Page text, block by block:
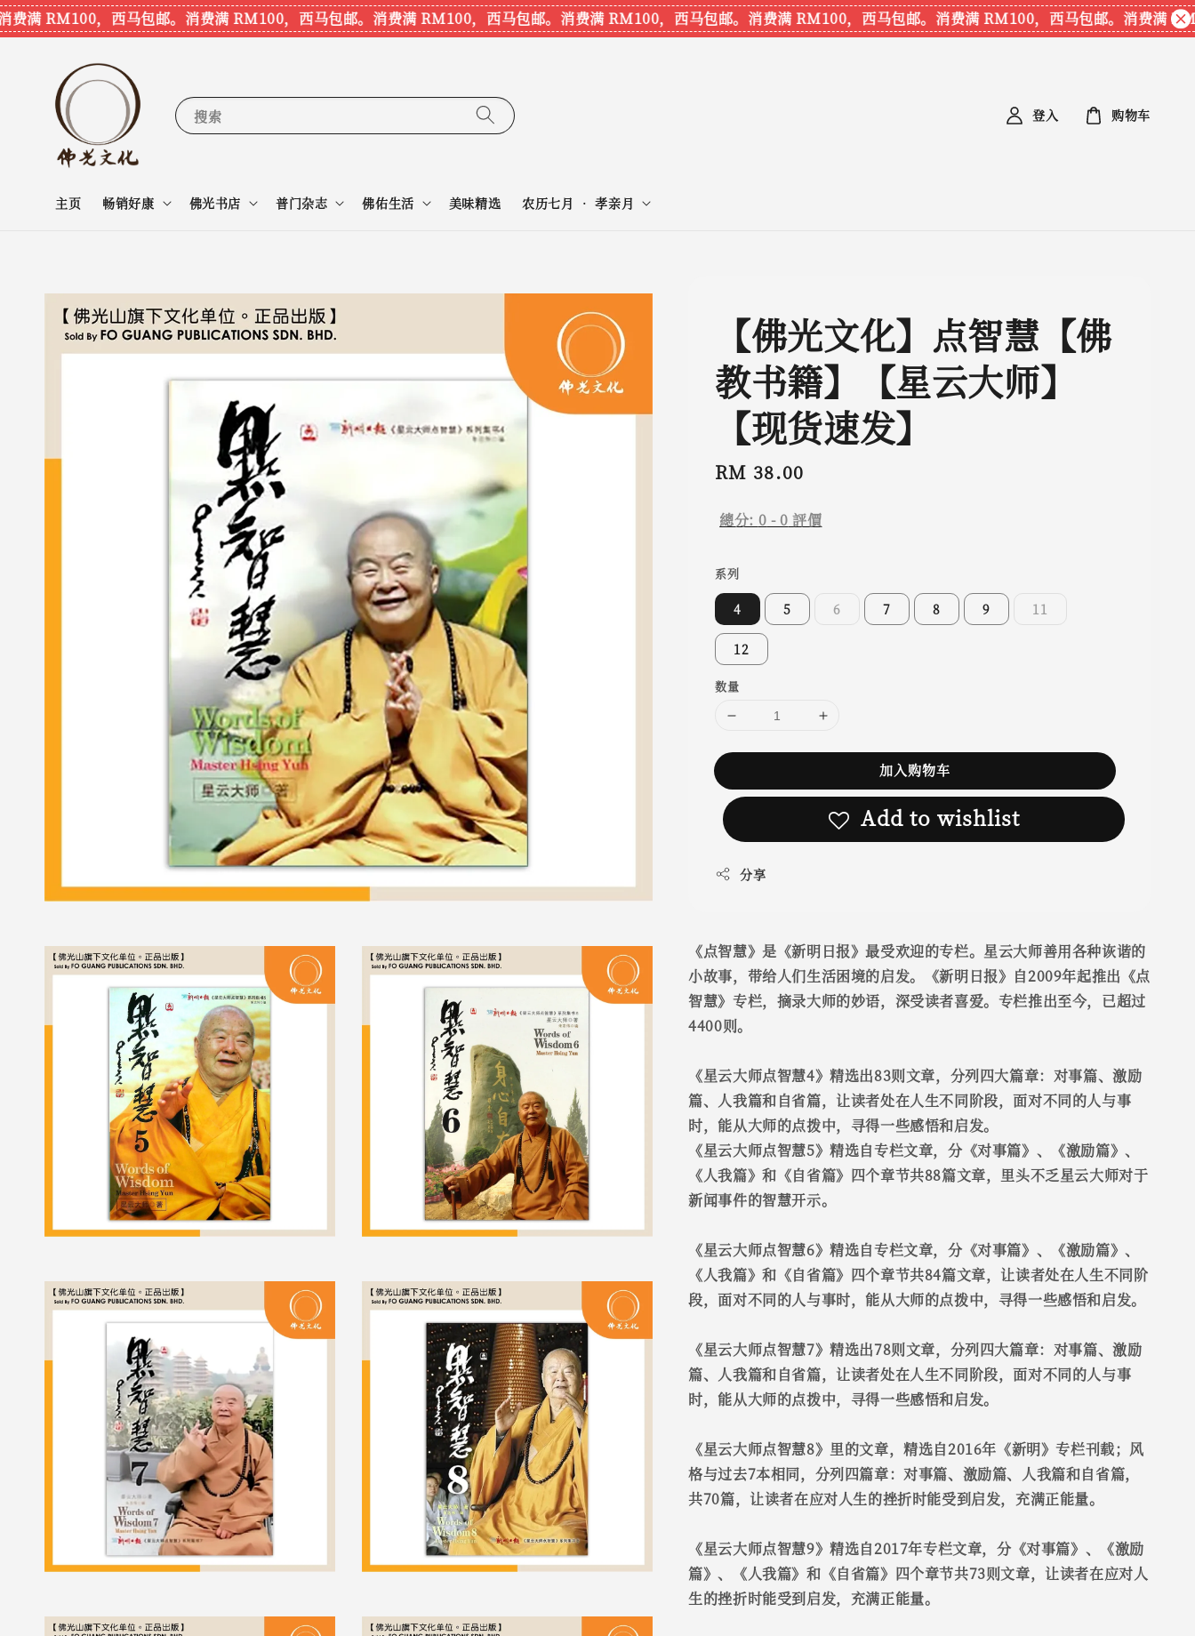
RM100，西马包邮。消费满 RM100，西马包邮。消费满 RM100，西马包邮。消费满 RM100，西马包邮。消费满 RM100，西马包邮。消费满 RM100，西马包邮。消费满 RM100
搜索
主页 畅销好康 佛光书店 普门杂志 佛佑生活 美味精选 农历七月 • 孝亲月
登入 购物车
【佛光文化】点智慧【佛
教书籍】【星云大师】
【现货速发】
Regular
RM 38.00
總分: 0 -0 評價
系列
4 5 6 7 8 9 11
12
数量
加入购物车
Add to wishlist
分享
《点智慧》是《新明日报》最受欢迎的专栏。星云大师善用各种诙谐的
小故事，带给人们生活困境的启发。《新明日报》自2009年起推出《点
智慧》专栏，摘录大师的妙语，深受读者喜爱。专栏推出至今，已超过
4400则。
《星云大师点智慧4》精选出83则文章，分列四大篇章：对事篇、激励
篇、人我篇和自省篇，让读者处在人生不同阶段，面对不同的人与事
时，能从大师的点拨中，寻得一些感悟和启发。
《星云大师点智慧5》精选自专栏文章，分《对事篇》、《激励篇》、
《人我篇》和《自省篇》四个章节共88篇文章，里头不乏星云大师对于
新闻事件的智慧开示。
《星云大师点智慧6》精选自专栏文章，分《对事篇》、《激励篇》、
《人我篇》和《自省篇》四个章节共84篇文章，让读者处在人生不同阶
段，面对不同的人与事时，能从大师的点拨中，寻得一些感悟和启发。
《星云大师点智慧7》精选出78则文章，分列四大篇章：对事篇、激励
篇、人我篇和自省篇，让读者处在人生不同阶段，面对不同的人与事
时，能从大师的点拨中，寻得一些感悟和启发。
《星云大师点智慧8》里的文章，精选自2016年《新明》专栏刊载；风
格与过去7本相同，分列四篇章：对事篇、激励篇、人我篇和自省篇，
共70篇，让读者在应对人生的挫折时能受到启发，充满正能量。
《星云大师点智慧9》精选自2017年专栏文章，分《对事篇》、《激励
篇》、《人我篇》和《自省篇》四个章节共73则文章，让读者在应对人
生的挫折时能受到启发，充满正能量。